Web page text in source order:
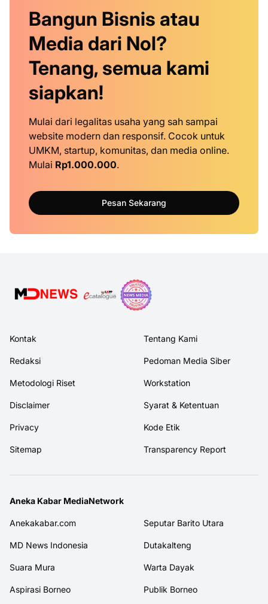
Bangun Bisnis atau
Media dari Nol?
Tenang, semua kami
siapkan!
Mulai dari legalitas usaha yang sah sampai
website modern dan responsif. Cocok untuk
UMKM, startup, komunitas, dan media online.
Mulai Rp1.000.000.
Pesan Sekarang
Kontak Tentang Kami
Redaksi Pedoman Media Siber
Metodologi Riset Workstation
Disclaimer Syarat & Ketentuan
Privacy Kode Etik
Sitemap Transparency Report
Aneka Kabar MediaNetwork
Anekakabar.com Seputar Barito Utara
MD News Indonesia Dutakalteng
Suara Mura Warta Dayak
Aspirasi Borneo Publik Borneo